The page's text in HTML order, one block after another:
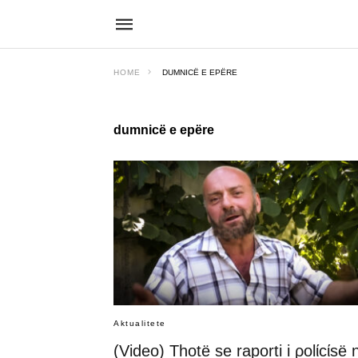
HOME DUMNICË E EPËRE
dumnicë e epëre
Aktualitete
(Video) Thotë se raporti i ρolίcίsë